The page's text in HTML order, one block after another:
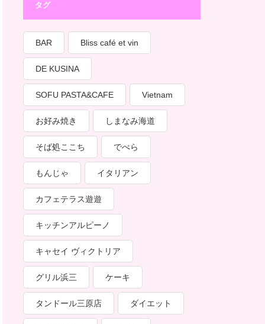
タグ
BAR Bliss café et vin
DE KUSINA
SOFU PASTA&CAFE Vietnam
お好み焼き しまなみ海道
そば処ここち でべら
もんじゃ イタリアン
カフェテラス遊遊
キッチンアルピーノ
キャセイ ヴィクトリア
グリル浜三 ケーキ
タンドール三原店 ダイエット